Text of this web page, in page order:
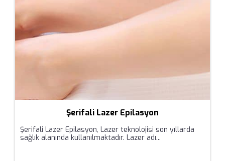
Şerifali Lazer Epilasyon
Şerifali Lazer Epilasyon, Lazer teknolojisi son yıllarda
sağlık alanında kullanılmaktadır. Lazer adı...